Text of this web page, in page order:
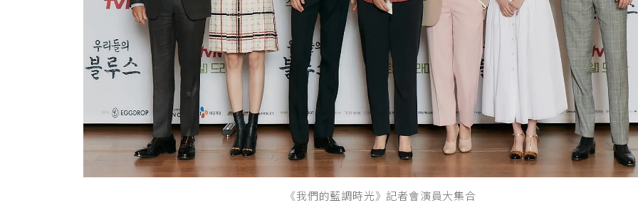
《我們的藍調時光》記者會演員大集合